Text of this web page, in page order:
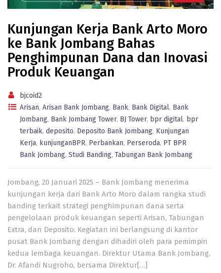
Kunjungan Kerja Bank Arto Moro
ke Bank Jombang Bahas
Penghimpunan Dana dan Inovasi
Produk Keuangan
bjcoid2
Arisan, Arisan Bank Jombang, Bank, Bank Digital, Bank
Jombang, Bank Jombang Tower, BJ Tower, bpr digital, bpr
terbaik, deposito, Deposito Bank Jombang, Kunjungan
Kerja, kunjunganBPR, Perbankan, Perseroda, PT BPR
Bank Jombang, Studi Banding, Tabungan Bank Jombang
Jombang, 20 Januari 2025 – Bank Jombang menerima
kunjungan kerja dari Bank Arto Moro dalam rangka studi
banding terkait strategi penghimpunan dana serta
pengelolaan produk keuangan seperti Arisan, Tabungan
Extra, dan Deposito. Kegiatan ini berlangsung di kantor
pusat Bank Jombang dengan dihadiri oleh para pemimpin
kedua lembaga keuangan. Direktur Utama Bank Jombang,
Dr. Afandi Nugroho, bersama Direktur[…]